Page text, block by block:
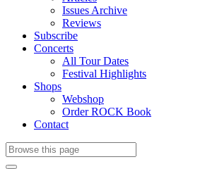
Issues Archive
Reviews
Subscribe
Concerts
All Tour Dates
Festival Highlights
Shops
Webshop
Order ROCK Book
Contact